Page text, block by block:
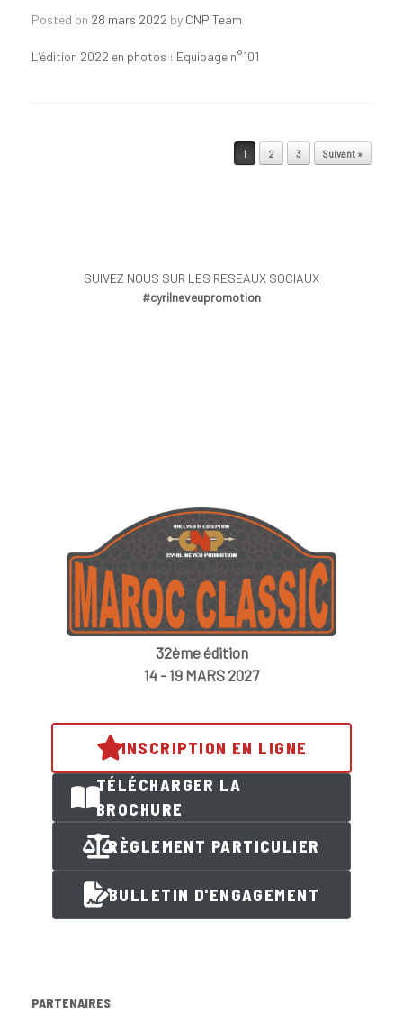
Posted on 28 mars 2022 by CNP Team
L’édition 2022 en photos : Equipage n°101
1 2 3 Suivant »
SUIVEZ NOUS SUR LES RESEAUX SOCIAUX
#cyrilneveupromotion
32ème édition
14 - 19 MARS 2027
INSCRIPTION EN LIGNE
TÉLÉCHARGER LA
BROCHURE
RÈGLEMENT PARTICULIER
BULLETIN D'ENGAGEMENT
PARTENAIRES